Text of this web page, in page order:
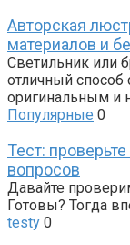
Авторская
материалов и
Светильник или
отличный способ
оригинальным и
Популярные 0
Тест:
вопросов
Давайте
Готовы? Тогда
testy 0